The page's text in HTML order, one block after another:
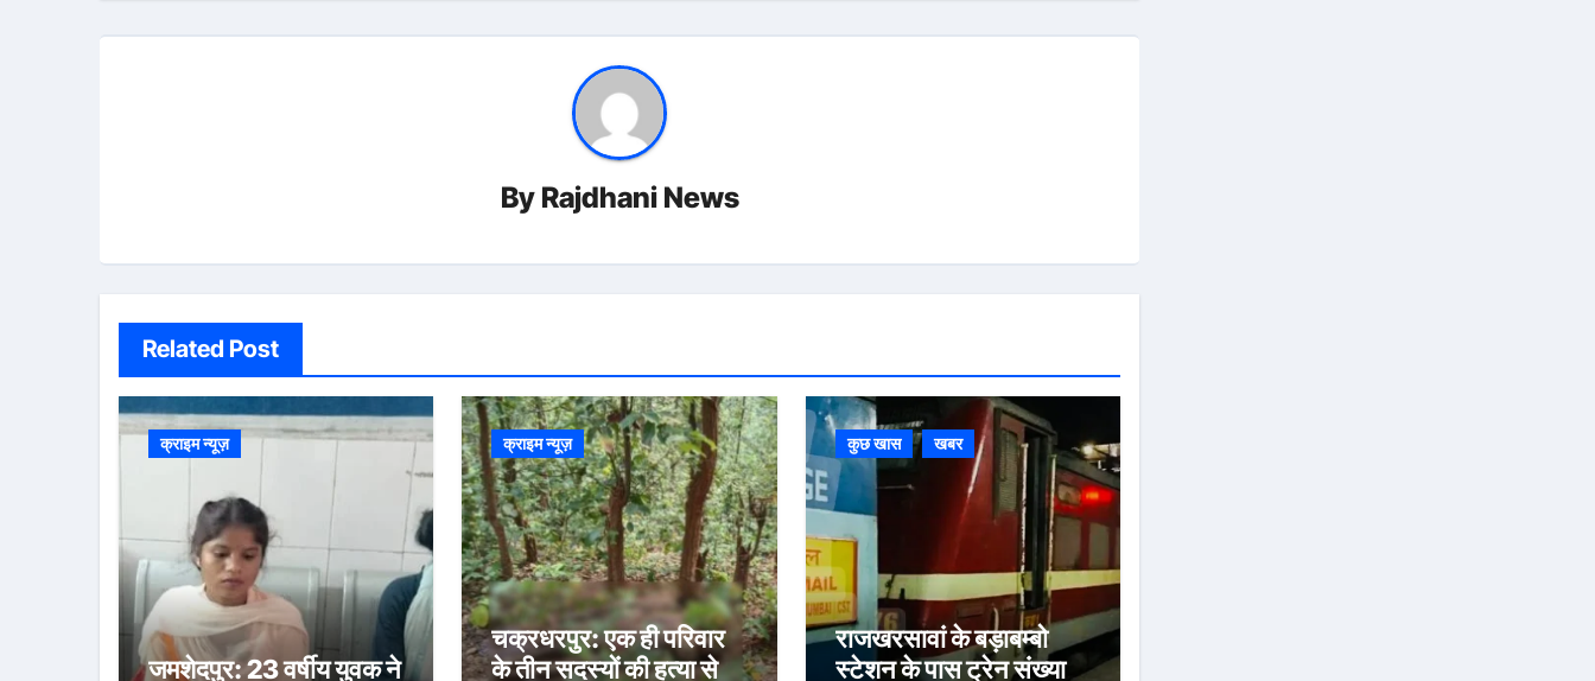
By Rajdhani News
Related Post
क्राइम न्यूज़
जमशेदपुर: 23 वर्षीय युवक ने
क्राइम न्यूज़
चक्रधरपुर: एक ही परिवार
के तीन सदस्यों की हत्या से
कुछ खास खबर
राजखरसावां के बड़ाबम्बो
स्टेशन के पास ट्रेन संख्या